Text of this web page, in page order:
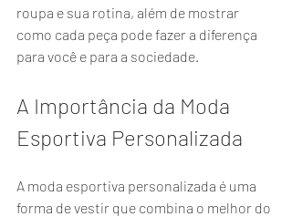
roupa e sua rotina, além de mostrar
como cada peça pode fazer a diferença
para você e para a sociedade.
A Importância da Moda
Esportiva Personalizada
A moda esportiva personalizada é uma
forma de vestir que combina o melhor do